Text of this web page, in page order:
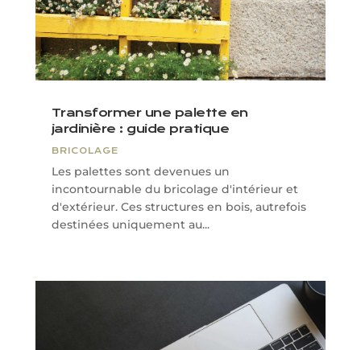
Transformer une palette en
jardinière : guide pratique
BRICOLAGE
Les palettes sont devenues un
incontournable du bricolage d'intérieur et
d'extérieur. Ces structures en bois, autrefois
destinées uniquement au...